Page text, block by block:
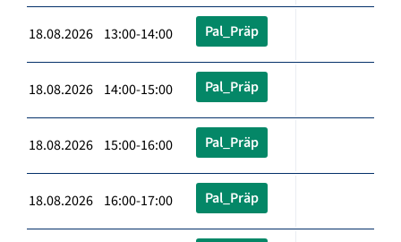
18.08.2026 13:00-14:00 Pal_Präp
18.08.2026 14:00-15:00 Pal_Präp
18.08.2026 15:00-16:00 Pal_Präp
18.08.2026 16:00-17:00 Pal_Präp